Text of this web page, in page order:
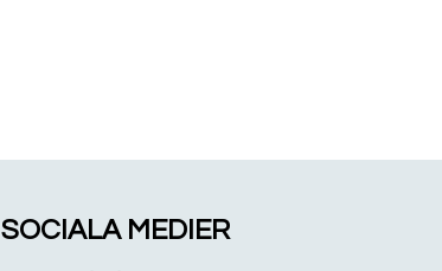
SOCIALA MEDIER